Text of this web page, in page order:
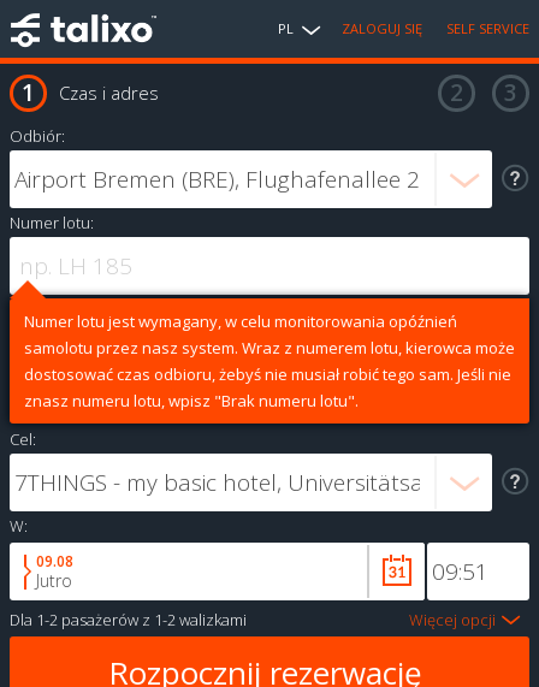
PL ZALOGUJ SIĘ SELF SERVICE
Czas i adres
Odbiór:
Numer lotu:
Numer lotu jest wymagany, w celu monitorowania opóźnień
samolotu przez nasz system. Wraz z numerem lotu, kierowca może
dostosować czas odbioru, żebyś nie musiał robić tego sam. Jeśli nie
znasz numeru lotu, wpisz "Brak numeru lotu".
Cel:
W:
09.08
Jutro
Dla 1-2 pasażerów z 1-2 walizkami Więcej opcji